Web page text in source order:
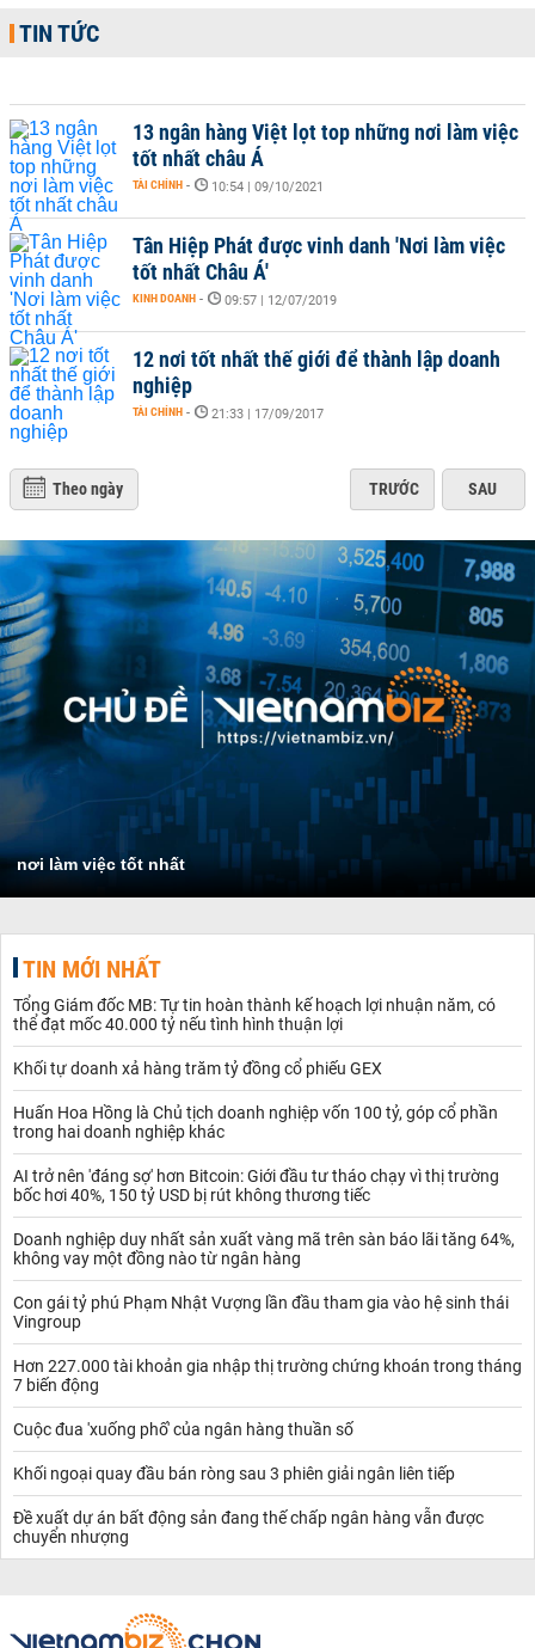
TIN TỨC
13 ngân hàng Việt lọt top những nơi làm việc
tốt nhất châu Á
TÀI CHÍNH - 10:54 | 09/10/2021
Tân Hiệp Phát được vinh danh 'Nơi làm việc
tốt nhất Châu Á'
KINH DOANH - 09:57 | 12/07/2019
12 nơi tốt nhất thế giới để thành lập doanh
nghiệp
TÀI CHÍNH - 21:33 | 17/09/2017
Theo ngày TRƯỚC SAU
nơi làm việc tốt nhất
TIN MỚI NHẤT
Tổng Giám đốc MB: Tự tin hoàn thành kế hoạch lợi nhuận năm, có
thể đạt mốc 40.000 tỷ nếu tình hình thuận lợi
Khối tự doanh xả hàng trăm tỷ đồng cổ phiếu GEX
Huấn Hoa Hồng là Chủ tịch doanh nghiệp vốn 100 tỷ, góp cổ phần
trong hai doanh nghiệp khác
AI trở nên 'đáng sợ' hơn Bitcoin: Giới đầu tư tháo chạy vì thị trường
bốc hơi 40%, 150 tỷ USD bị rút không thương tiếc
Doanh nghiệp duy nhất sản xuất vàng mã trên sàn báo lãi tăng 64%,
không vay một đồng nào từ ngân hàng
Con gái tỷ phú Phạm Nhật Vượng lần đầu tham gia vào hệ sinh thái
Vingroup
Hơn 227.000 tài khoản gia nhập thị trường chứng khoán trong tháng
7 biến động
Cuộc đua 'xuống phố' của ngân hàng thuần số
Khối ngoại quay đầu bán ròng sau 3 phiên giải ngân liên tiếp
Đề xuất dự án bất động sản đang thế chấp ngân hàng vẫn được
chuyển nhượng